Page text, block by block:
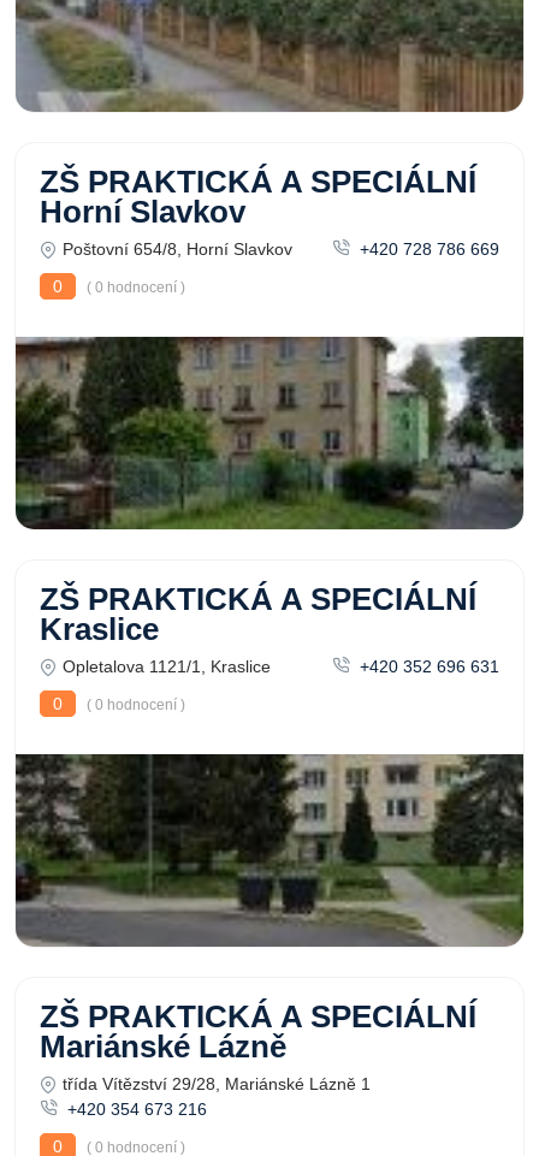
ZŠ PRAKTICKÁ A SPECIÁLNÍ
Horní Slavkov
Poštovní 654/8, Horní Slavkov
+420 728 786 669
0
( 0 hodnocení )
ZŠ PRAKTICKÁ A SPECIÁLNÍ
Kraslice
Opletalova 1121/1, Kraslice
+420 352 696 631
0
( 0 hodnocení )
ZŠ PRAKTICKÁ A SPECIÁLNÍ
Mariánské Lázně
třída Vítězství 29/28, Mariánské Lázně 1
+420 354 673 216
0
( 0 hodnocení )